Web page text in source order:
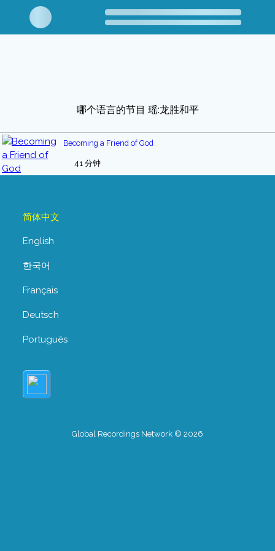
哪个语言的节目 瑶:龙胜和平
Becoming a Friend of God
41 分钟
简体中文
English
한국어
Français
Deutsch
Português
Global Recordings Network © 2026